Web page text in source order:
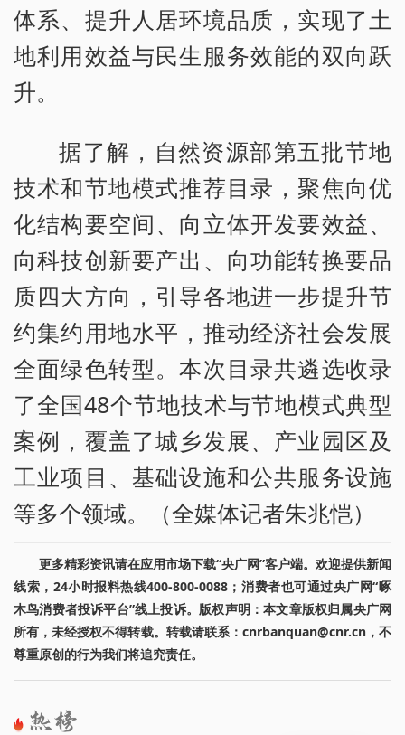
体系、提升人居环境品质，实现了土
地利用效益与民生服务效能的双向跃
升。
据了解，自然资源部第五批节地
技术和节地模式推荐目录，聚焦向优
化结构要空间、向立体开发要效益、
向科技创新要产出、向功能转换要品
质四大方向，引导各地进一步提升节
约集约用地水平，推动经济社会发展
全面绿色转型。本次目录共遴选收录
了全国48个节地技术与节地模式典型
案例，覆盖了城乡发展、产业园区及
工业项目、基础设施和公共服务设施
等多个领域。（全媒体记者朱兆恺）
更多精彩资讯请在应用市场下载“央广网”客户端。欢迎提供新闻
线索，24小时报料热线400-800-0088；消费者也可通过央广网“啄
木鸟消费者投诉平台”线上投诉。版权声明：本文章版权归属央广网
所有，未经授权不得转载。转载请联系：cnrbanquan@cnr.cn，不
尊重原创的行为我们将追究责任。